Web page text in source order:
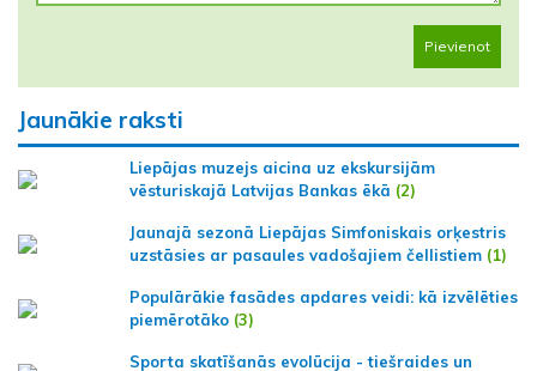
Pievienot
Jaunākie raksti
Liepājas muzejs aicina uz ekskursijām
vēsturiskajā Latvijas Bankas ēkā (2)
Jaunajā sezonā Liepājas Simfoniskais orķestris
uzstāsies ar pasaules vadošajiem čellistiem (1)
Populārākie fasādes apdares veidi: kā izvēlēties
piemērotāko (3)
Sporta skatīšanās evolūcija - tiešraides un